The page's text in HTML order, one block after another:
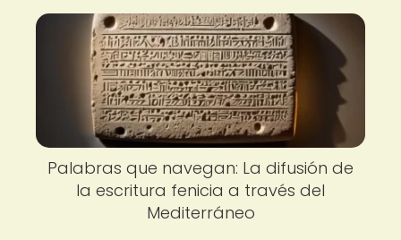
Palabras que navegan: La difusión de
la escritura fenicia a través del
Mediterráneo